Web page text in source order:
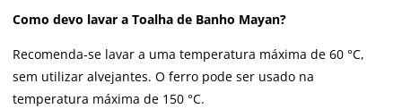
Como devo lavar a Toalha de Banho Mayan?
Recomenda-se lavar a uma temperatura máxima de 60 °C,
sem utilizar alvejantes. O ferro pode ser usado na
temperatura máxima de 150 °C.